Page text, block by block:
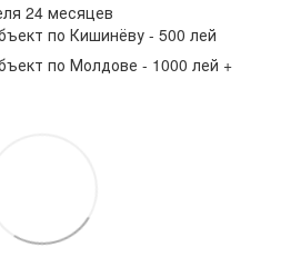
24 месяцев
по Кишинёву - 500 лей
по Молдове - 1000 лей +